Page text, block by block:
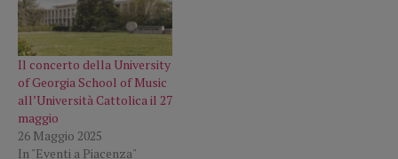
Il concerto della University
of Georgia School of Music
all’Università Cattolica il 27
maggio
26 Maggio 2025
In "Eventi a Piacenza"